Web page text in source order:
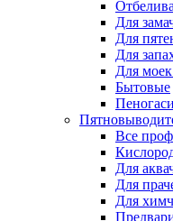
Для
Для
Для
Для
Бытовые
Все
Для
Для
Для